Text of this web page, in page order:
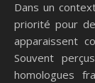
Dans un contexte où l’alimentation équilibrée devient une
priorité pour
apparaissent
Souvent
homologues